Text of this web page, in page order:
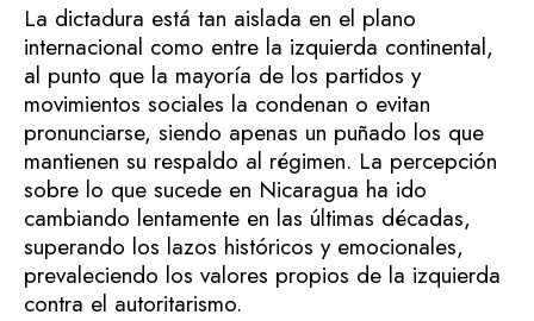
La dictadura está tan aislada en el plano
internacional como entre la izquierda continental,
al punto que la mayoría de los partidos y
movimientos sociales la condenan o evitan
pronunciarse, siendo apenas un puñado los que
mantienen su respaldo al régimen. La percepción
sobre lo que sucede en Nicaragua ha ido
cambiando lentamente en las últimas décadas,
superando los lazos históricos y emocionales,
prevaleciendo los valores propios de la izquierda
contra el autoritarismo.